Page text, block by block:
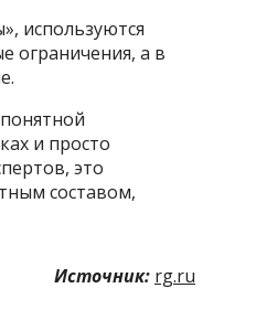
используются
ограничения, а в
и просто
это
составом,
Источник: rg.ru